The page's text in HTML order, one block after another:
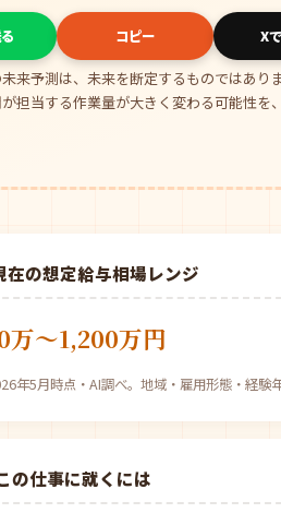
コピー X
来予測は、未来を断定するものではあ
担当する作業量が大きく変わる可能性
在の想定給与相場レンジ
万〜1,200万円
年5月時点・AI調べ。地域・雇用形態・経験
の仕事に就くには